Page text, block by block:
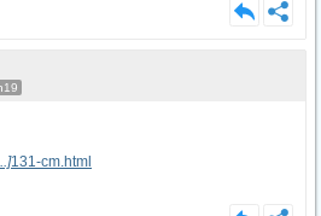
131-cm.html